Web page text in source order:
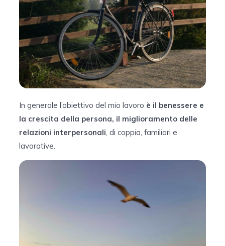
In generale l’obiettivo del mio lavoro è il benessere e
la crescita della persona, il miglioramento delle
relazioni interpersonali, di coppia, familiari e
lavorative.